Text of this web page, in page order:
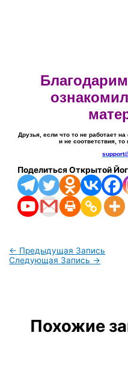
Друзья, если что то не работает
и не соответствия,
Поделиться Открытой
← Предыдущая Запись
Следующая Запись →
Похожие